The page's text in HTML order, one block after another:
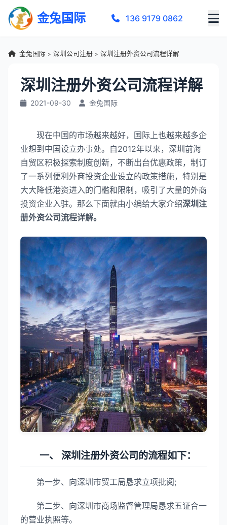
金兔国际 136 9179 0862
金兔国际 > 深圳公司注册 > 深圳注册外资公司流程详解
深圳注册外资公司流程详解
2021-09-30 金兔国际
现在中国的市场越来越好，国际上也越来越多企
业想到中国设立办事处。自2012年以来，深圳前海
自贸区积极探索制度创新，不断出台优惠政策，制订
了一系列便利外商投资企业设立的政策措施，特别是
大大降低港资进入的门槛和限制，吸引了大量的外商
投资企业入驻。那么下面就由小编给大家介绍深圳注
册外资公司流程详解。
一、 深圳注册外资公司的流程如下：
第一步、向深圳市贸工局恳求立项批阅;
第二步、向深圳市商场监督管理局恳求五证合一
的营业执照等。